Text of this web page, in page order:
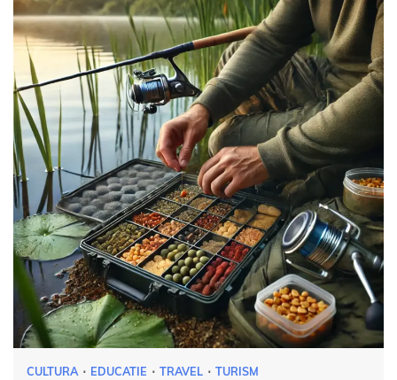
CULTURA EDUCATIE TRAVEL TURISM